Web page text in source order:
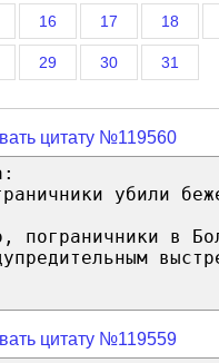
16 17 18
29 30 31
цитату №119560
убили
пограничники в
цитату №119559